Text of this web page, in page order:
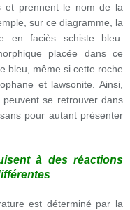
et prennent le nom de la
sur ce diagramme, la
en faciès schiste bleu.
placée dans ce
bleu, même si cette roche
et lawsonite. Ainsi,
se retrouver dans
pour autant présenter
à des réactions
est déterminé par la